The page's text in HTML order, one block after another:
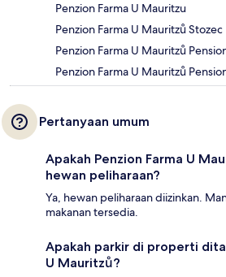
Penzion Farma U Mauritzu
Penzion Farma U Mauritzů Stozec
Penzion Farma U Mauritzů
Penzion Farma U Mauritzů
Pertanyaan umum
Apakah Penzion Farma U
hewan peliharaan?
Ya, hewan peliharaan diizinkan.
makanan tersedia.
Apakah parkir di properti
U Mauritzů?